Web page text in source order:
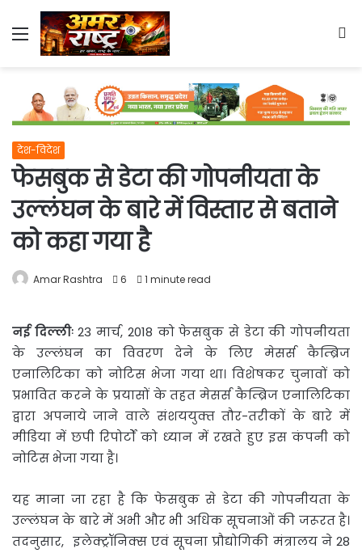
Menu
देश-विदेश
फेसबुक से डेटा की गोपनीयता के
उल्‍लंघन के बारे में विस्‍तार से बताने
को कहा गया है
Amar Rashtra 6 1 minute read
नई दिल्लीः23 मार्च, 2018 को फेसबुक से डेटा की गोपनीयता
के उल्‍लंघन का विवरण देने के लिए मेसर्स कैम्ब्रिज
एनालिटिका को नोटिस भेजा गया था। विशेषकर चुनावों को
प्रभावित करने के प्रयासों के तहत मेसर्स कैम्ब्रिज एनालिटिका
द्वारा अपनाये जाने वाले संशययुक्‍त तौर-तरीकों के बारे में
मीडिया में छपी रिपोर्टों को ध्‍यान में रखते हुए इस कंपनी को
नोटिस भेजा गया है।
यह माना जा रहा है कि फेसबुक से डेटा की गोपनीयता के
उल्‍लंघन के बारे में अभी और भी अधिक सूचनाओं की जरूरत है।
तदनुसार, इलेक्‍ट्रॉनिक्‍स एवं सूचना प्रौद्योगिकी मंत्रालय ने 28